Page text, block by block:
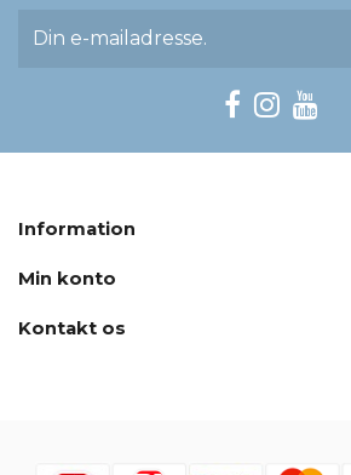
Information
Min konto
Kontakt os